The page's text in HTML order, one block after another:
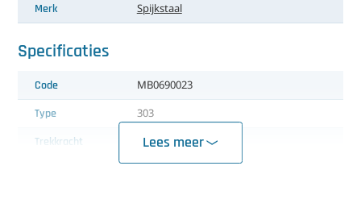
Merk Spijkstaal
Specificaties
Lees meer
Code MB0690023
Type 303
Trekkracht 3500 kg